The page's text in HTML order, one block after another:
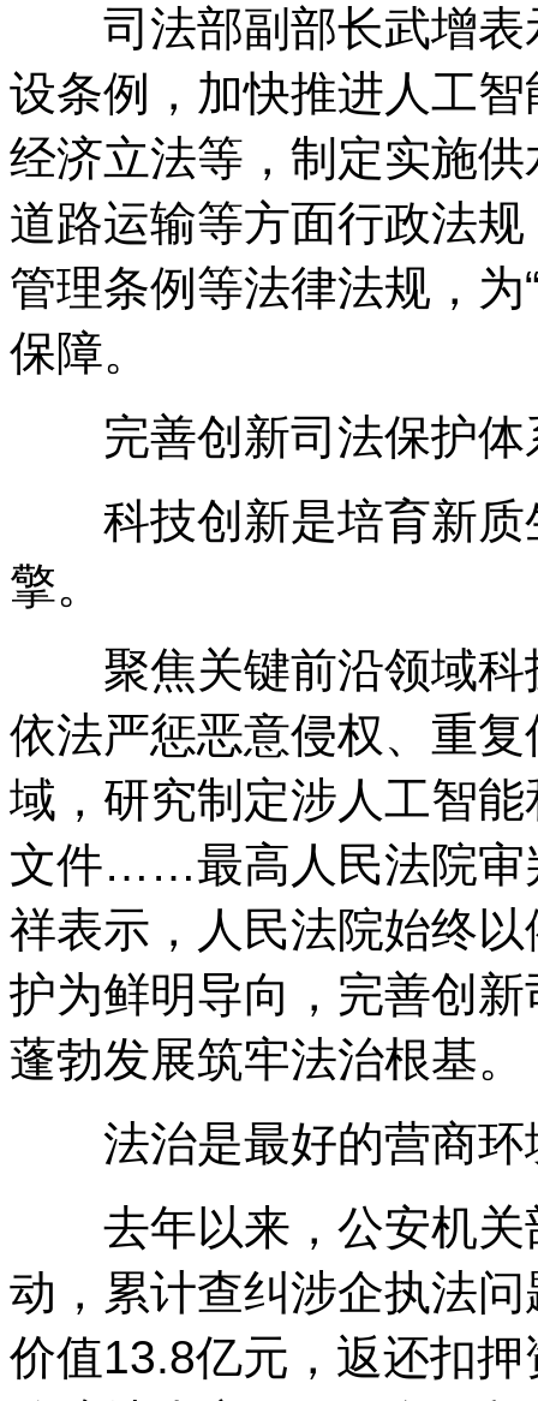
司法部副部长武增表
设条例，加快推进人工
经济立法等，制定实施
道路运输等方面行政法
管理条例等法律法规，
保障。
完善创新司法保护体
科技创新是培育新质
擎。
聚焦关键前沿领域科
依法严惩恶意侵权、重
域，研究制定涉人工智
文件……最高人民法院审
祥表示，人民法院始终
护为鲜明导向，完善创
蓬勃发展筑牢法治根基。
法治是最好的营商环
去年以来，公安机关
动，累计查纠涉企执法
价值13.8亿元，返还扣